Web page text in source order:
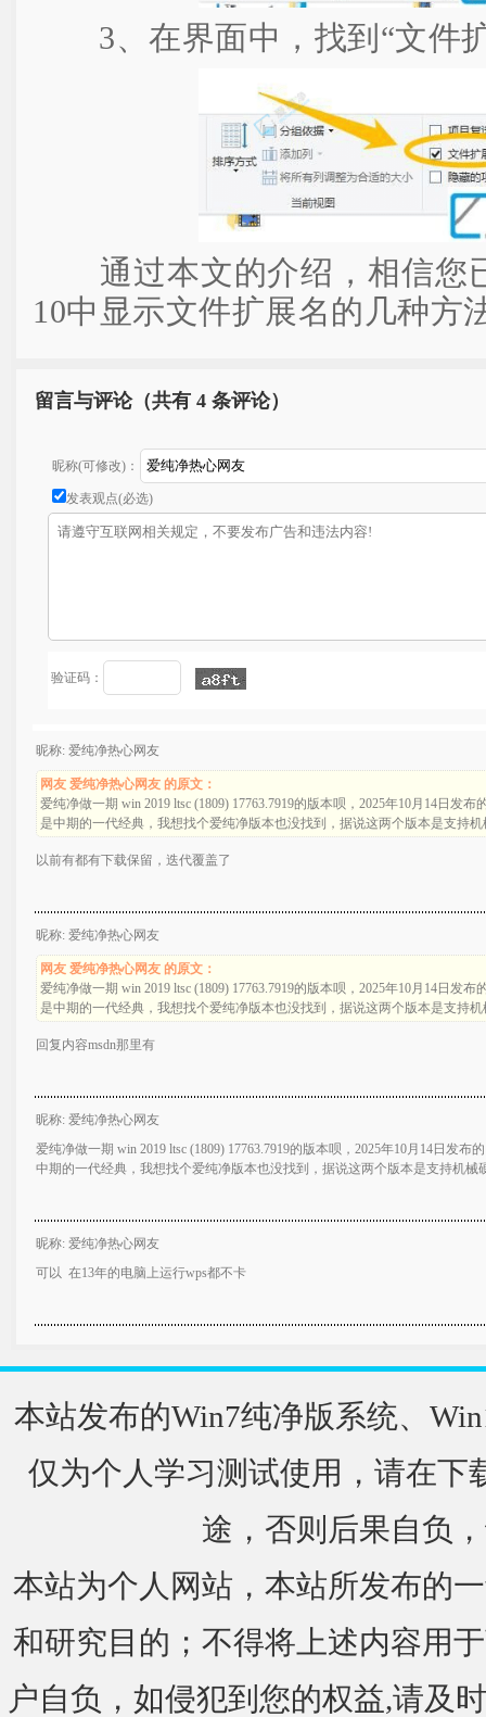
3、在界面中，找到“文件
通过本文的介绍，相信您
10中显示文件扩展名的几种方
留言与评论（共有 4 条评论）
昵称(可修改)：
发表观点(必选)
验证码：
昵称: 爱纯净热心网友
网友 爱纯净热心网友 的原文：
爱纯净做一期 win 2019 ltsc (1809) 17763.7919的版本呗，2025年10月14日发
是中期的一代经典，我想找个爱纯净版本也没找到，据说这两个版本是支持
以前有都有下载保留，迭代覆盖了
昵称: 爱纯净热心网友
网友 爱纯净热心网友 的原文：
爱纯净做一期 win 2019 ltsc (1809) 17763.7919的版本呗，2025年10月14日发
是中期的一代经典，我想找个爱纯净版本也没找到，据说这两个版本是支持
回复内容msdn那里有
昵称: 爱纯净热心网友
爱纯净做一期 win 2019 ltsc (1809) 17763.7919的版本呗，2025年10月14日发
中期的一代经典，我想找个爱纯净版本也没找到，据说这两个版本是支持机械
昵称: 爱纯净热心网友
可以 在13年的电脑上运行wps都不卡
本站发布的Win7纯净版系统、
仅为个人学习测试使用，请在下
途，否则后果自负
本站为个人网站，本站所发布的
和研究目的；不得将上述内容用
户自负，如侵犯到您的权益,请及